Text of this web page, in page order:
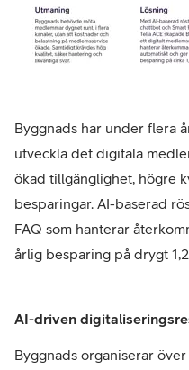
Byggnads har under flera
utveckla det digitala
ökad tillgänglighet, högre
besparingar. AI-baserad
FAQ som hanterar
årlig besparing på drygt
AI-driven
Byggnads organiserar